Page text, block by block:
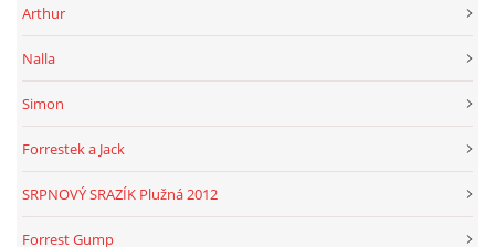
Arthur
Nalla
Simon
Forrestek a Jack
SRPNOVÝ SRAZÍK Plužná 2012
Forrest Gump